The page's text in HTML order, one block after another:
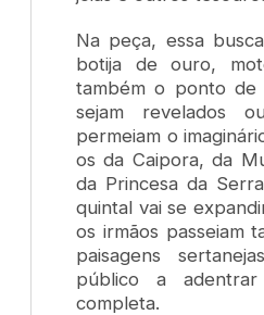
Na peça, essa
botija de ouro,
também o ponto de
sejam revelados
permeiam o
os da Caipora, da
da Princesa da
quintal vai se
os irmãos passeiam
paisagens
público a adentrar
completa.